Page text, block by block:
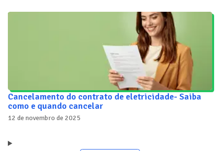
Cancelamento do contrato de eletricidade- Saiba
como e quando cancelar
12 de novembro de 2025